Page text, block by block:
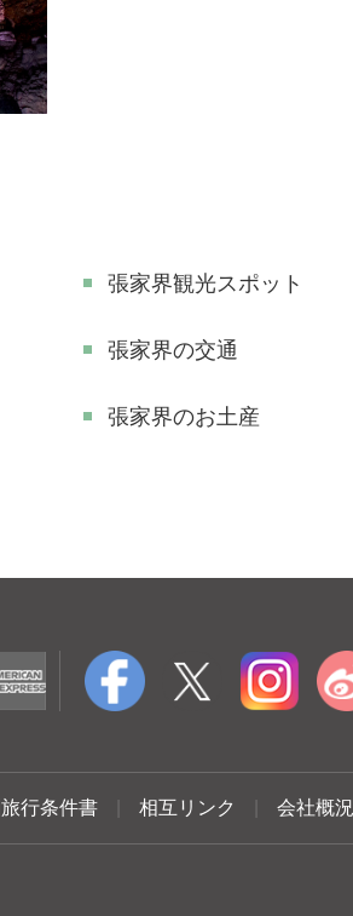
張家界観光スポット
張家界の交通
張家界のお土産
行条件書 相互リンク 会社概況